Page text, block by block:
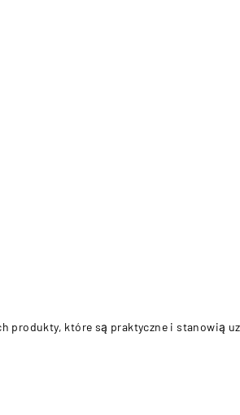
produkty, które są praktyczne i stanowią